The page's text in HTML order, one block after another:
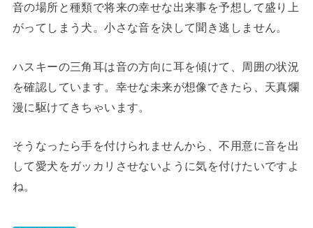
音の場所と種類で将来の幸せな出来事を予想して盛り上
がってしまう犬。小さな音を決して聞き逃しません。
ハスキーの三角耳は音の方向に耳を傾けて、周囲の状況
を確認しています。幸せな未来が想像できたら、天真爛
漫に駆けてきちゃいます。
そうなったら手を付けられませんから、不用意に音を出
して愛犬をガッカリさせないように気を付けたいですよ
ね。